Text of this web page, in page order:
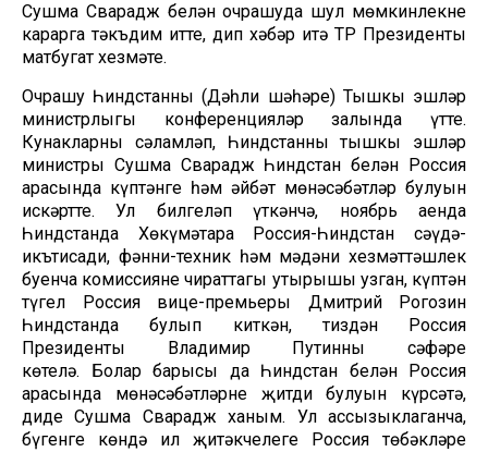
Сушма Сварадж белән очрашуда шул мөмкинлекне
карарга тәкъдим итте, дип хәбәр итә ТР Президенты
матбугат хезмәте.
Очрашу Һиндстанның (Дәһли шәһәре) Тышкы эшләр
министрлыгы конференцияләр залында үтте.
Кунакларны сәламләп, Һиндстанның тышкы эшләр
министры Сушма Сварадж Һиндстан белән Россия
арасында күптәнге һәм әйбәт мөнәсәбәтләр булуын
искәртте. Ул билгеләп үткәнчә, ноябрь аенда
Һиндстанда Хөкүмәтара Россия-Һиндстан сәүдә-
икътисади, фәнни-техник һәм мәдәни хезмәттәшлек
буенча комиссиянең чираттагы утырышы узган, күптән
түгел Россия вице-премьеры Дмитрий Рогозин
Һиндстанда булып киткән, тиздән Россия
Президенты Владимир Путинның сәфәре
көтелә. Болар барысы да Һиндстан белән Россия
арасында мөнәсәбәтләрнең җитди булуын күрсәтә,
диде Сушма Сварадж ханым. Ул ассызыклаганча,
бүгенге көндә ил җитәкчелеге Россия төбәкләре